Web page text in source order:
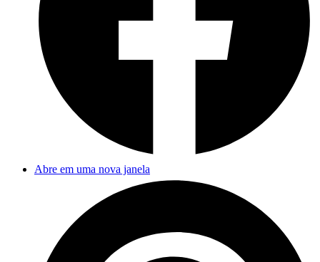
Abre em uma nova janela